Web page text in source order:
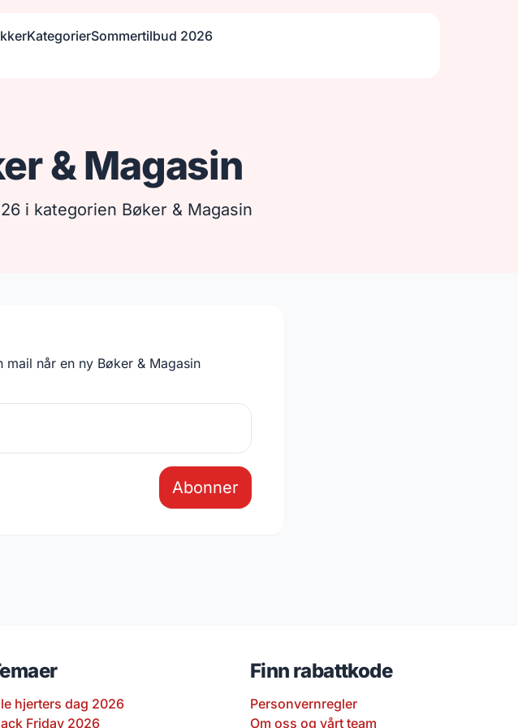
KategorierSommertilbud 2026
& Magasin
i kategorien Bøker & Magasin
når en ny Bøker & Magasin
Abonner
hjerters dag 2026
Friday 2026
Finn rabattkode
Personvernregler
Om oss og vårt team